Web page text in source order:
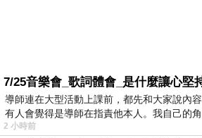
7/25音樂會_歌詞體會_是什麼讓心堅
導師連在大型活動上課前，都先和大家說內
有人會覺得是導師在指責他本人。我自己的
2 小時前